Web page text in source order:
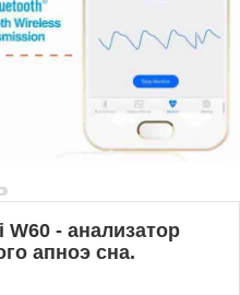
- анализатор
апноэ сна.